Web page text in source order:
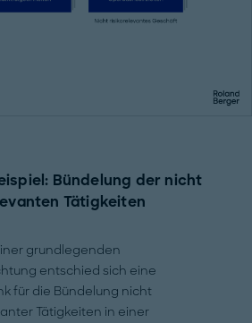
Bündelung der nicht
Tätigkeiten
grundlegenden
entschied sich eine
für die Bündelung nicht
Tätigkeiten in einer